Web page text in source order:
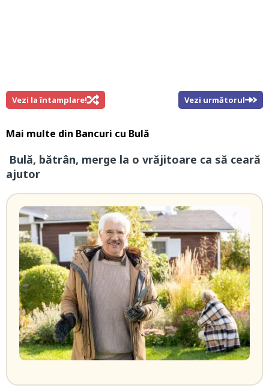
Vezi la întamplare! Vezi următorul
Mai multe din Bancuri cu Bulă
Bulă, bătrân, merge la o vrăjitoare ca să ceară
ajutor